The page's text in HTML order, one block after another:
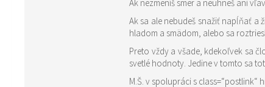
Ak nezmeníš smer a neuhneš ani
Ak sa ale nebudeš snažiť napĺňať
hladom a smädom, alebo sa
Preto vždy a všade, kdekoľvek sa
svetlé hodnoty. Jedine v tomto sa
M.Š. v spolupráci s class=“postlink“